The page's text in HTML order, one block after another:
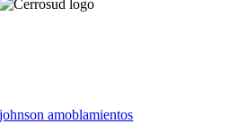
johnson amoblamientos